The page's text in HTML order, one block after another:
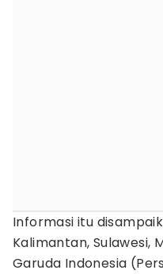
Informasi itu
Kalimantan, Sulawesi,
Garuda Indonesia